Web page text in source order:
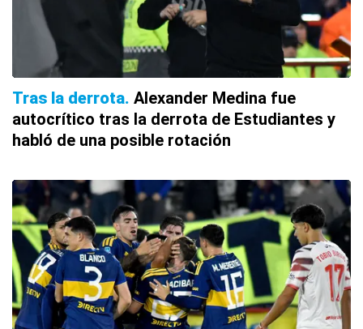
Tras la derrota Alexander Medina fue
autocrítico tras la derrota de Estudiantes y
habló de una posible rotación